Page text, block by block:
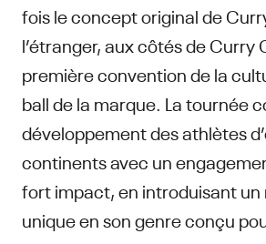
fois le concept original de
l’étranger, aux côtés de Curry
première convention de la
ball de la marque. La tournée
développement des athlètes
continents avec un
fort impact, en introduisant un
unique en son genre conçu